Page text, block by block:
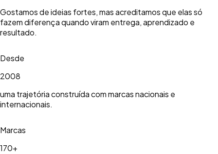
Gostamos de ideias fortes, mas acreditamos que elas só
fazem diferença quando viram entrega, aprendizado e
resultado.
Desde
2008
uma trajetória construída com marcas nacionais e
internacionais.
Marcas
170+